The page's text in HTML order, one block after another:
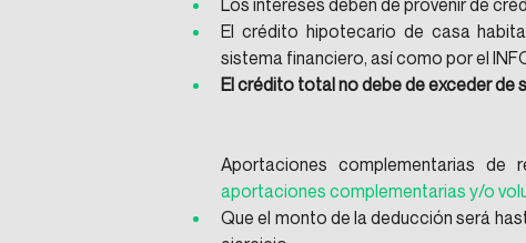
Los intereses deben de provenir de
El crédito hipotecario de casa
sistema financiero, así como por el
El crédito total no debe de exceder de
Aportaciones complementarias
aportaciones complementarias y/o
Que el monto de la deducción será